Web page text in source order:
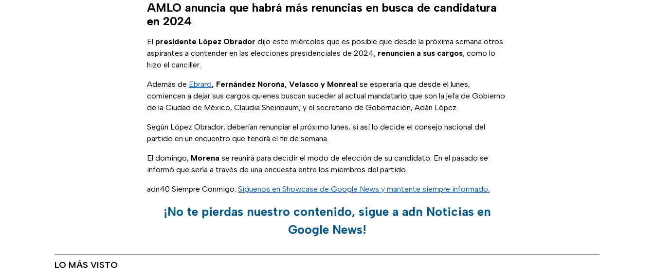
AMLO anuncia que habrá más renuncias en busca de candidatura
en 2024
El presidente López Obrador dijo este miércoles que es posible que desde la próxima semana otros
aspirantes a contender en las elecciones presidenciales de 2024, renuncien a sus cargos, como lo
hizo el canciller.
Además de Ebrard, Fernández Noroña, Velasco y Monreal se esperaría que desde el lunes,
comiencen a dejar sus cargos quienes buscan suceder al actual mandatario que son la jefa de Gobierno
de la Ciudad de México, Claudia Sheinbaum; y el secretario de Gobernación, Adán López.
Según López Obrador, deberían renunciar el próximo lunes, si así lo decide el consejo nacional del
partido en un encuentro que tendrá el fin de semana.
El domingo, Morena se reunirá para decidir el modo de elección de su candidato. En el pasado se
informó que sería a través de una encuesta entre los miembros del partido.
adn40 Siempre Conmigo. Síguenos en Showcase de Google News y mantente siempre informado.
¡No te pierdas nuestro contenido, sigue a adn Noticias en
Google News!
LO MÁS VISTO